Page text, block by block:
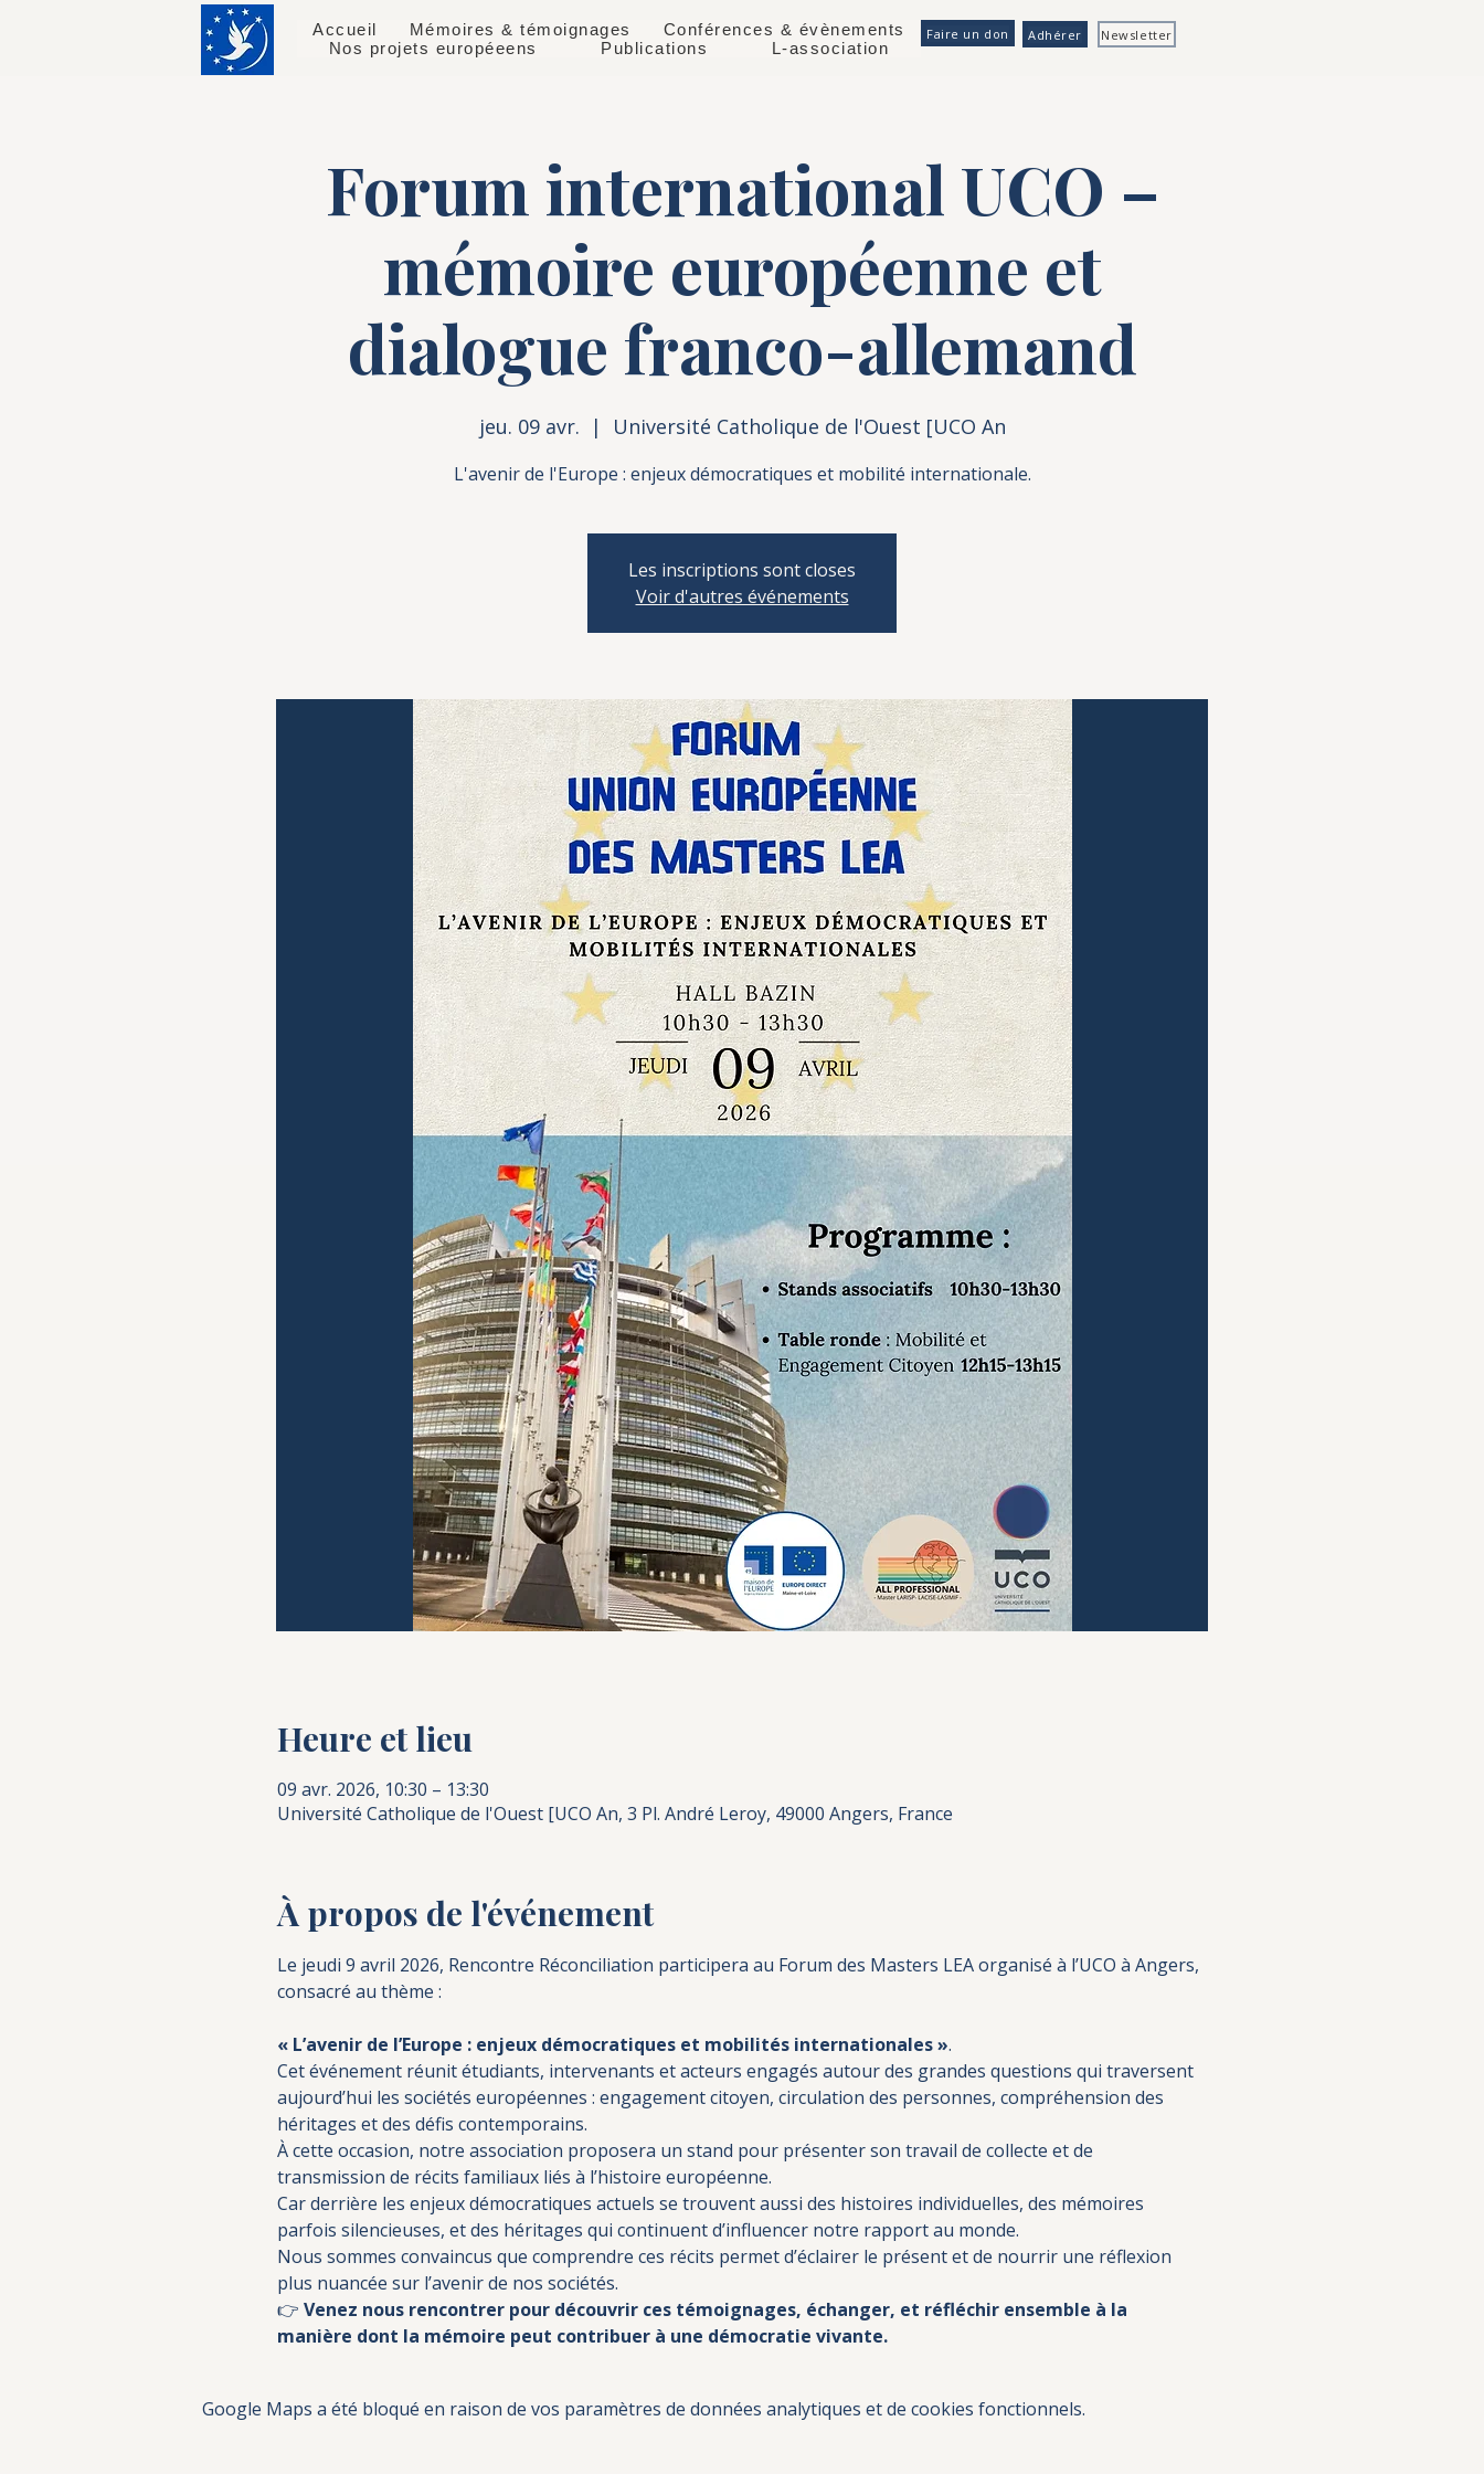
Accueil Mémoires & témoignages
Conférences & évènements
Nos projets européeens
Publications L-association
Faire un don Adhérer Newsletter
Forum international UCO –
mémoire européenne et
dialogue franco-allemand
jeu. 09 avr.
  |
Université Catholique de l'Ouest [UCO An
L'avenir de l'Europe : enjeux démocratiques et mobilité internationale.
Les inscriptions sont closes
Voir d'autres événements
Heure et lieu
09 avr. 2026, 10:30 – 13:30
Université Catholique de l'Ouest [UCO An, 3 Pl. André Leroy, 49000 Angers, France
À propos de l'événement
Le jeudi 9 avril 2026, Rencontre Réconciliation participera au Forum des Masters LEA organisé à l’UCO à Angers,
consacré au thème :
« L’avenir de l’Europe : enjeux démocratiques et mobilités internationales ».
Cet événement réunit étudiants, intervenants et acteurs engagés autour des grandes questions qui traversent
aujourd’hui les sociétés européennes : engagement citoyen, circulation des personnes, compréhension des
héritages et des défis contemporains.
À cette occasion, notre association proposera un stand pour présenter son travail de collecte et de
transmission de récits familiaux liés à l’histoire européenne.
Car derrière les enjeux démocratiques actuels se trouvent aussi des histoires individuelles, des mémoires
parfois silencieuses, et des héritages qui continuent d’influencer notre rapport au monde.
Nous sommes convaincus que comprendre ces récits permet d’éclairer le présent et de nourrir une réflexion
plus nuancée sur l’avenir de nos sociétés.
👉 Venez nous rencontrer pour découvrir ces témoignages, échanger, et réfléchir ensemble à la
manière dont la mémoire peut contribuer à une démocratie vivante.
Google Maps a été bloqué en raison de vos paramètres de données analytiques et de cookies fonctionnels.